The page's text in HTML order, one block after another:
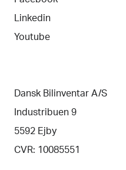
Linkedin
Youtube
Dansk Bilinventar A/S
Industribuen 9
5592 Ejby
CVR: 10085551